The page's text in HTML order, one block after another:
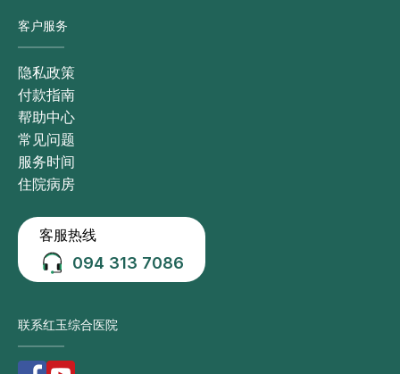
客户服务
隐私政策
付款指南
帮助中心
常见问题
服务时间
住院病房
客服热线
094 313 7086
联系红玉综合医院